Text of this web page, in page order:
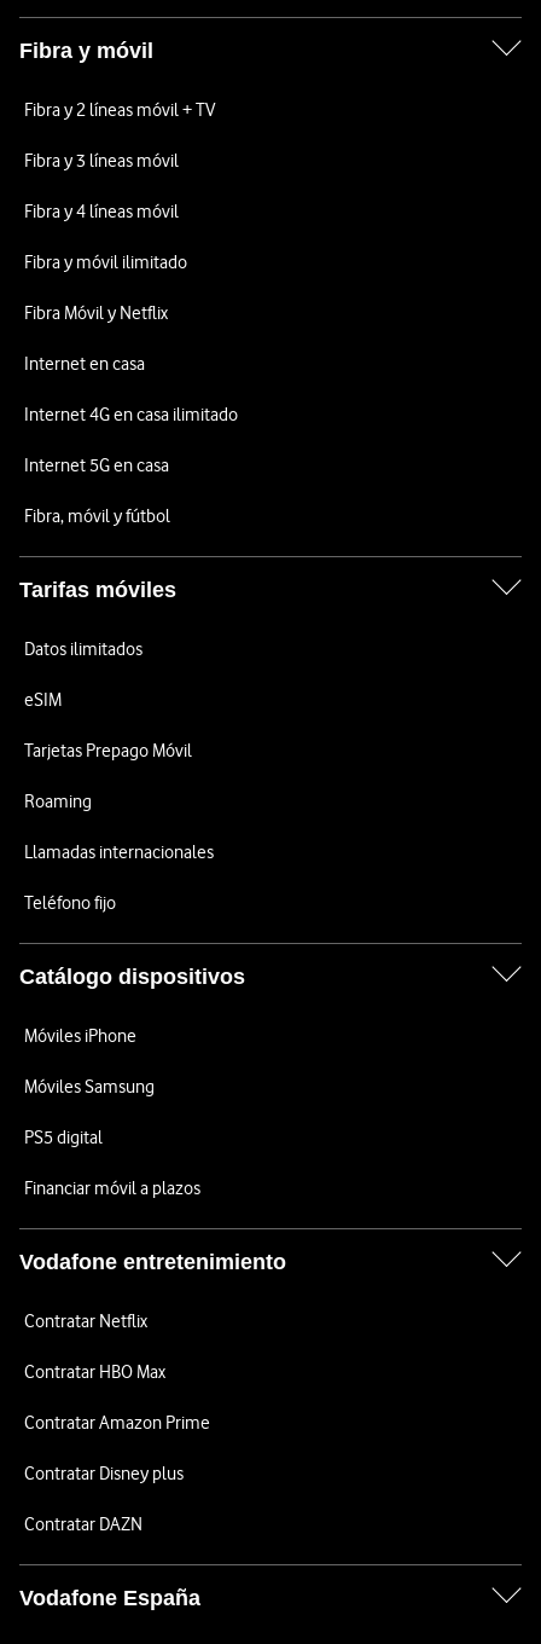
Fibra y móvil
Fibra y 2 líneas móvil + TV
Fibra y 3 líneas móvil
Fibra y 4 líneas móvil
Fibra y móvil ilimitado
Fibra Móvil y Netflix
Internet en casa
Internet 4G en casa ilimitado
Internet 5G en casa
Fibra, móvil y fútbol
Tarifas móviles
Datos ilimitados
eSIM
Tarjetas Prepago Móvil
Roaming
Llamadas internacionales
Teléfono fijo
Catálogo dispositivos
Móviles iPhone
Móviles Samsung
PS5 digital
Financiar móvil a plazos
Vodafone entretenimiento
Contratar Netflix
Contratar HBO Max
Contratar Amazon Prime
Contratar Disney plus
Contratar DAZN
Vodafone España